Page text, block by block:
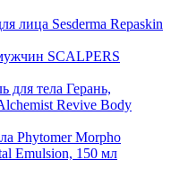
лица Sesderma Repaskin
SCALPERS
для тела Герань,
Revive Body
Phytomer Morpho
Emulsion, 150 мл